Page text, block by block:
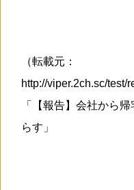
（転載元：
http://viper.2ch.sc/test/
「【報告】会社から
らす」